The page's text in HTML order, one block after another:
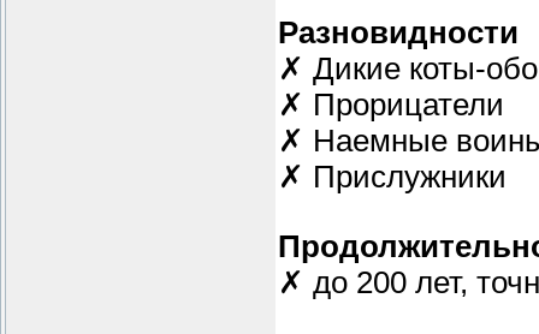
Разновидности
✗ Дикие коты-
✗ Прорицатели
✗ Наемные
✗ Прислужники
✗ до 200 лет,